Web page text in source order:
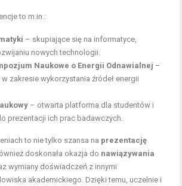
to m.in.:
– skupiające się na informatyce,
nowych technologii.
Naukowe o Energii Odnawialnej –
zakresie wykorzystania źródeł energii
– otwarta platforma dla studentów i
prezentacji ich prac badawczych.
to nie tylko szansa na prezentację
doskonała okazja do nawiązywania
wymiany doświadczeń z innymi
akademickiego. Dzięki temu, uczelnie i